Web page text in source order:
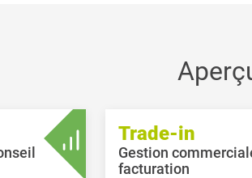
Trade-in
Gestion
facturation